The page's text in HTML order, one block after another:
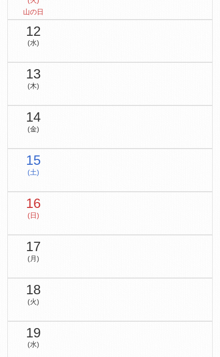
山の日
12
(水)
13
(木)
14
(金)
15
(土)
16
(日)
17
(月)
18
(火)
19
(水)